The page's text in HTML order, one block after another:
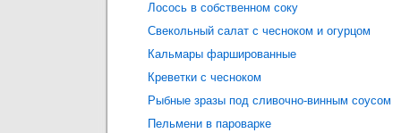
Лосось в собственном соку
Свекольный салат с чесноком и огурцом
Кальмары фаршированные
Креветки с чесноком
Рыбные зразы под сливочно-винным соусом
Пельмени в пароварке